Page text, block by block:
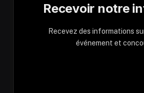
Recevoir notre
Recevez des informations
événement et